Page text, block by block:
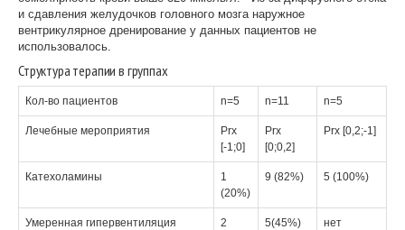
и сдавления желудочков головного мозга наружное
вентрикулярное дренирование у данных пациентов не
использовалось.
Структура терапии в группах
Кол-во пациентов n=5 n=11 n=5
Лечебные мероприятия
Prx
[-1;0]
Prx
[0;0,2]
Prx [0,2;-1]
Катехоламины
1
(20%)
9 (82%) 5 (100%)
Умеренная гипервентиляция
2
5(45%) нет